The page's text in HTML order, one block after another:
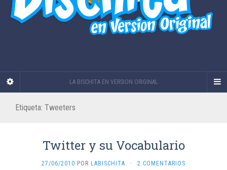
LA BISCHITA EN VERSION ORIGINAL
Etiqueta: Tweeters
Twitter y su Vocabulario
27/06/2010 POR LABISCHITA · 2 COMENTARIOS